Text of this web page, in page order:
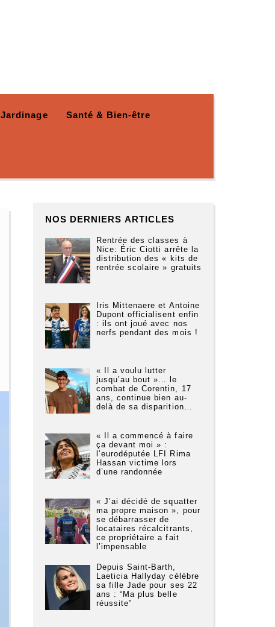
Jardinage Santé & Bien-être
NOS DERNIERS ARTICLES
Rentrée des classes à
Nice: Éric Ciotti arrête la
distribution des « kits de
rentrée scolaire » gratuits
Iris Mittenaere et Antoine
Dupont officialisent enfin
: ils ont joué avec nos
nerfs pendant des mois !
« Il a voulu lutter
jusqu’au bout »… le
combat de Corentin, 17
ans, continue bien au-
delà de sa disparition…
« Il a commencé à faire
ça devant moi » :
l’eurodéputée LFI Rima
Hassan victime lors
d’une randonnée
« J’ai décidé de squatter
ma propre maison », pour
se débarrasser de
locataires récalcitrants,
ce propriétaire a fait
l’impensable
Depuis Saint-Barth,
Laeticia Hallyday célèbre
sa fille Jade pour ses 22
ans : “Ma plus belle
réussite”